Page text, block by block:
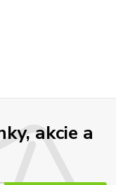
akcie a